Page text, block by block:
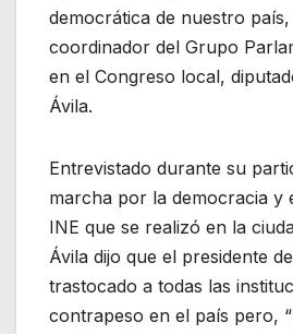
democrática de nuestro
coordinador del Grupo
en el Congreso local,
Ávila.
Entrevistado durante su
marcha por la democracia y
INE que se realizó en la
Ávila dijo que el presidente
trastocado a todas las
contrapeso en el país pero,